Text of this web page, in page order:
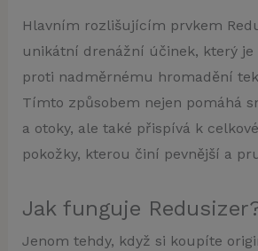
Hlavním rozlišujícím prvkem
unikátní drenážní účinek, který
proti nadměrnému hromadění
Tímto způsobem nejen pomáhá
a otoky, ale také přispívá k
pokožky, kterou činí pevnější a
Jak funguje
Jenom tehdy, když si koupíte